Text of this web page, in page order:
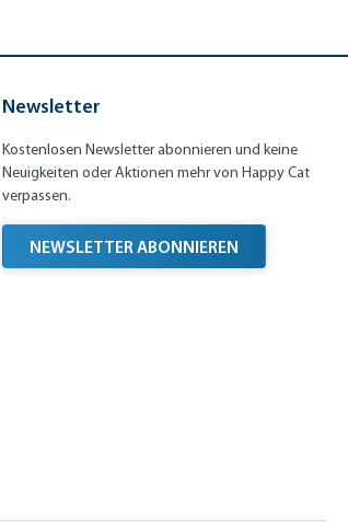
Newsletter
Kostenlosen Newsletter abonnieren und keine
Neuigkeiten oder Aktionen mehr von Happy Cat
verpassen.
NEWSLETTER ABONNIEREN